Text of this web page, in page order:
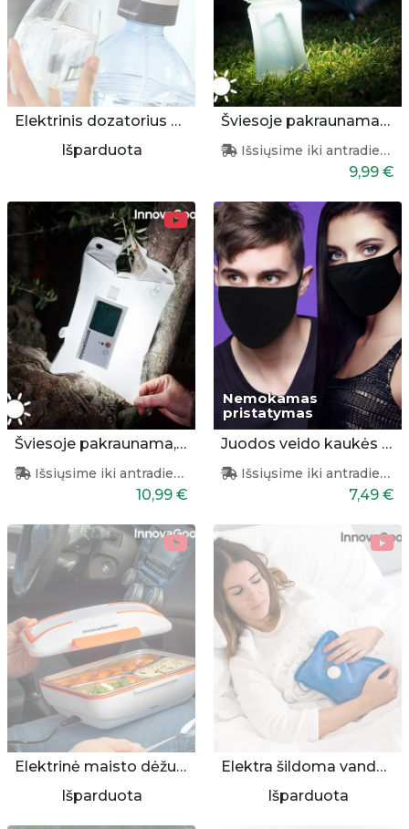
Elektrinis dozatorius buteliui
Išparduota
Šviesoje pakraunamas žibintas - buteliukas
Išsiųsime iki antradienio
9,99 €
Šviesoje pakraunama, šviečianti pagalvėlė
Išsiųsime iki antradienio
10,99 €
Nemokamas
pristatymas
Juodos veido kaukės 3 vnt.
Išsiųsime iki antradienio
7,49 €
Elektrinė maisto dėžutė automobiliams
Išparduota
Elektra šildoma vandens pūslė - šildyklė
Išparduota